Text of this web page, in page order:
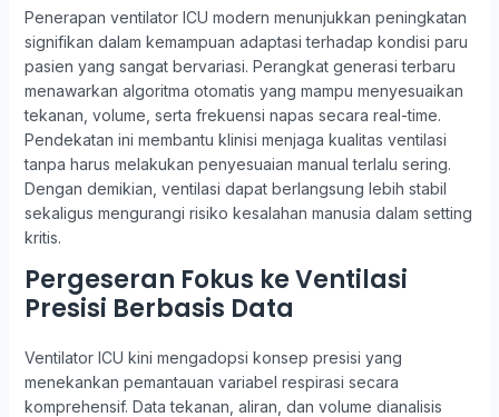
Penerapan ventilator ICU modern menunjukkan peningkatan
signifikan dalam kemampuan adaptasi terhadap kondisi paru
pasien yang sangat bervariasi. Perangkat generasi terbaru
menawarkan algoritma otomatis yang mampu menyesuaikan
tekanan, volume, serta frekuensi napas secara real-time.
Pendekatan ini membantu klinisi menjaga kualitas ventilasi
tanpa harus melakukan penyesuaian manual terlalu sering.
Dengan demikian, ventilasi dapat berlangsung lebih stabil
sekaligus mengurangi risiko kesalahan manusia dalam setting
kritis.
Pergeseran Fokus ke Ventilasi
Presisi Berbasis Data
Ventilator ICU kini mengadopsi konsep presisi yang
menekankan pemantauan variabel respirasi secara
komprehensif. Data tekanan, aliran, dan volume dianalisis